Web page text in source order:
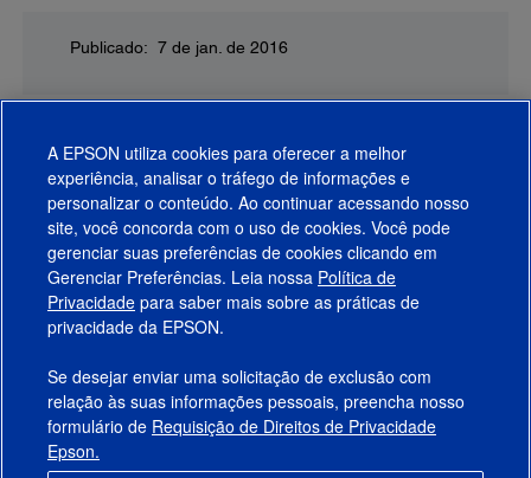
Publicado: 7 de jan. de 2016
Produtos
Suporte
Links Sugeridos
Empresa
A EPSON utiliza cookies para oferecer a melhor
experiência, analisar o tráfego de informações e
personalizar o conteúdo. Ao continuar acessando nosso
site, você concorda com o uso de cookies. Você pode
gerenciar suas preferências de cookies clicando em
Gerenciar Preferências. Leia nossa Política de
Privacidade para saber mais sobre as práticas de
privacidade da EPSON.
Se desejar enviar uma solicitação de exclusão com
relação às suas informações pessoais, preencha nosso
formulário de Requisição de Direitos de Privacidade
Epson.